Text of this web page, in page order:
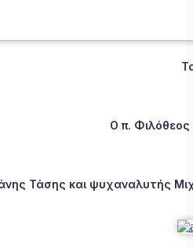
Ο π.
Τάσης και ψυχαναλυτής